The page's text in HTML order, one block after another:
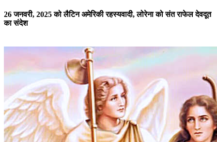
26 जनवरी, 2025 को लैटिन अमेरिकी रहस्यवादी, लोरेना को संत राफेल देवदूत
का संदेश